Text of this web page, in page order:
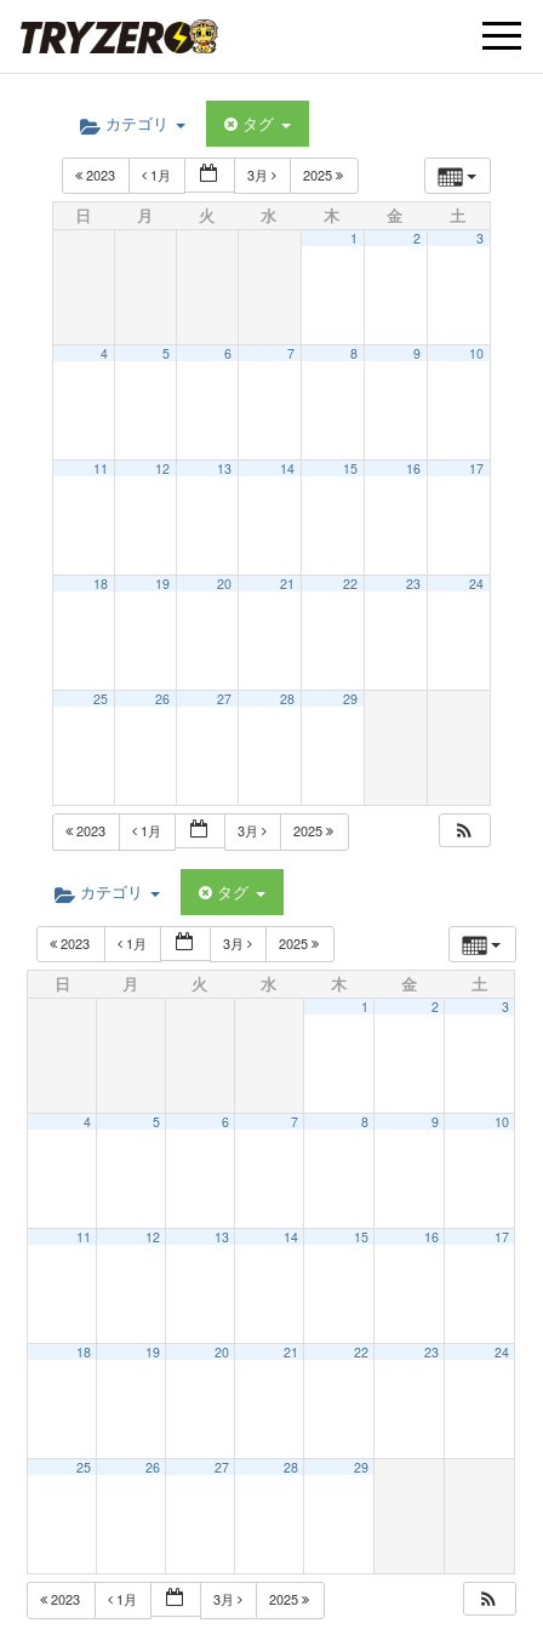
t
t
i
カテゴリ タグ
2023 1月 3月 2025
日 月 火 水 木 金 土
1 2 3
4 5 6 7 8 9 10
11 12 13 14 15 16 17
18 19 20 21 22 23 24
25 26 27 28 29
2023 1月 3月 2025
カテゴリ タグ
2023 1月 3月 2025
日 月 火 水 木 金 土
1 2 3
4 5 6 7 8 9 10
11 12 13 14 15 16 17
18 19 20 21 22 23 24
25 26 27 28 29
2023 1月 3月 2025